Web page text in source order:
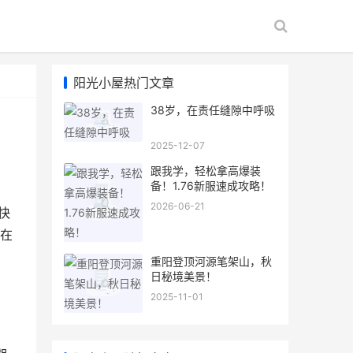
阳光小屋热门文章
38岁，在责任缝隙中呼吸
2025-12-07
跟我学，轻松拿高爆装
备！1.76新服速成攻略！
2026-06-21
重阳登顶河源笔架山，秋
日秘境美景！
2025-11-01